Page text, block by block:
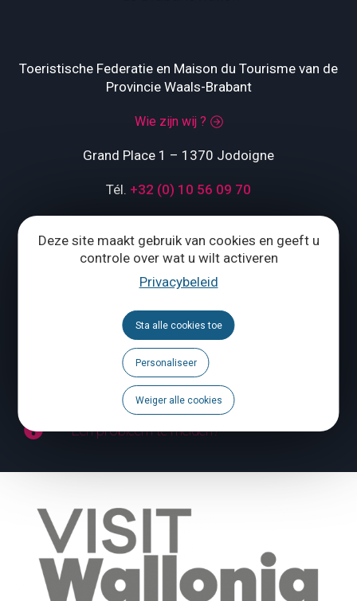
Deze site maakt gebruik van cookies en geeft u
controle over wat u wilt activeren
Privacybeleid
Sta alle cookies toe
Personaliseer
Weiger alle cookies
Toeristische Federatie en Maison du Tourisme van de
Provincie Waals-Brabant
Wie zijn wij ?
Grand Place 1 – 1370 Jodoigne
Tél. +32 (0) 10 56 09 70
ONS CONTACTEREN
Brochures
Een probleem te melden?